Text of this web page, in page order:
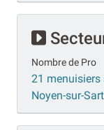
Nombre de Pro
21 menuisiers
Noyen-sur-